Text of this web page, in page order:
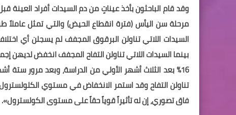
وقد قام الباحثون بأخذ عيناتٍ من دم السيدات أفراد
مرحلة سن اليأس (فترة انقطاع الحيض) والتي تمثل عاملاً
السيدات اللاتي تناولن البرقوق المجفف لم يسجلن أي
تناولن التفاح وقد استمر الانخفاض في مستوي
فاق تصوري، إن له تأثيراً قوياً حقاً على مستوى الكولسترول».